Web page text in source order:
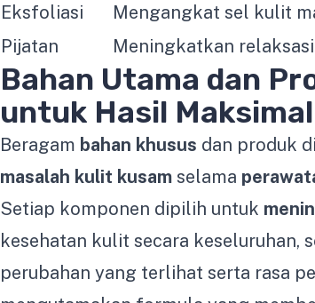
Eksfoliasi
Mengangkat sel kulit
Pijatan
Meningkatkan
Bahan Utama dan
untuk Hasil Maksimal
Beragam bahan khusus dan produk
masalah kulit kusam selama
Setiap komponen dipilih untuk
kesehatan kulit secara keseluruhan,
perubahan yang terlihat serta rasa